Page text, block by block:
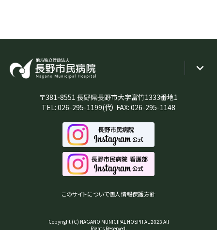
〒381-8551 長野県長野市大字富竹1333番地1
TEL: 026-295-1199(代） FAX: 026-295-1148
Copyright (C) NAGANO MUNICIPAL HOSPITAL 2023 All
Rights Reserved.
このサイトについて個人情報保護方針